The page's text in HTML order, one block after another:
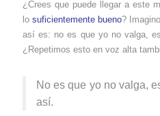
¿Crees que puede llegar a este
losuficientemente bueno?
así es: no es que yo no valga,
¿Repetimos esto en voz alta
No es que yo no valga,
así.